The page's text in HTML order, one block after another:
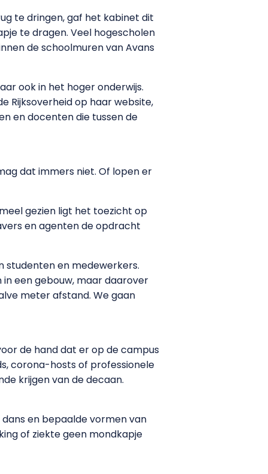
te dringen, gaf het kabinet dit
te dragen. Veel hogescholen
de schoolmuren van Avans
ook in het hoger onderwijs.
Rijksoverheid op haar website,
en docenten die tussen de
dat immers niet. Of lopen er
gezien ligt het toezicht op
en agenten de opdracht
studenten en medewerkers.
in een gebouw, maar daarover
meter afstand. We gaan
de hand dat er op de campus
corona-hosts of professionele
krijgen van de decaan.
en bepaalde vormen van
of ziekte geen mondkapje